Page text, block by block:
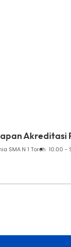
Akreditasi
SMA N 1 Toroh 10.00 -